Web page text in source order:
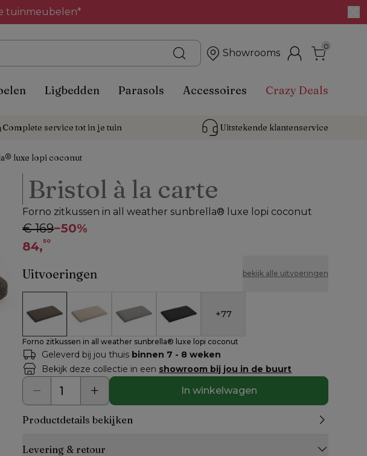
tuinmeubelen*
Showrooms
0
Ligbedden Parasols Accessoires Crazy Deals
Complete service tot in je tuin Uitstekende klantenservice
luxe lopi coconut
Bristol à la carte
Forno zitkussen in all weather sunbrella® luxe lopi coconut
€ 169−50%
84,50
Uitvoeringen bekijk alle uitvoeringen
Forno zitkussen in all weather sunbrella® luxe lopi coconut
Forno zitkussen in all weather sunbrella® luxe natte
Forno zitkussen in all weather sunbrella® luxe
Forno zitkussen in all weather sunbrella®
+77
Forno zitkussen in all weather sunbrella® luxe lopi coconut
Geleverd bij jou thuis binnen 7 - 8 weken
Bekijk deze collectie in een showroom bij jou in de buurt
In winkelwagen
Productdetails bekijken
Levering & retour